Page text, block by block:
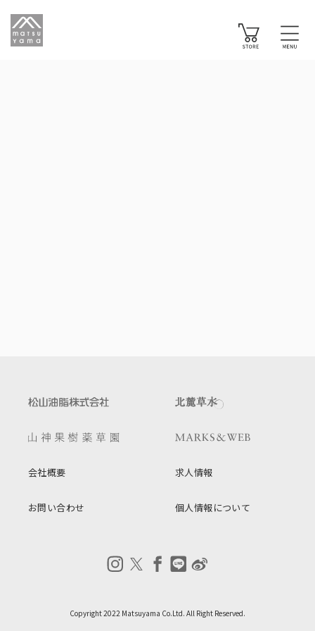
会社概要 求人情報
お問い合わせ 個人情報について
Copyright 2022 Matsuyama Co.Ltd. All Right Reserved.